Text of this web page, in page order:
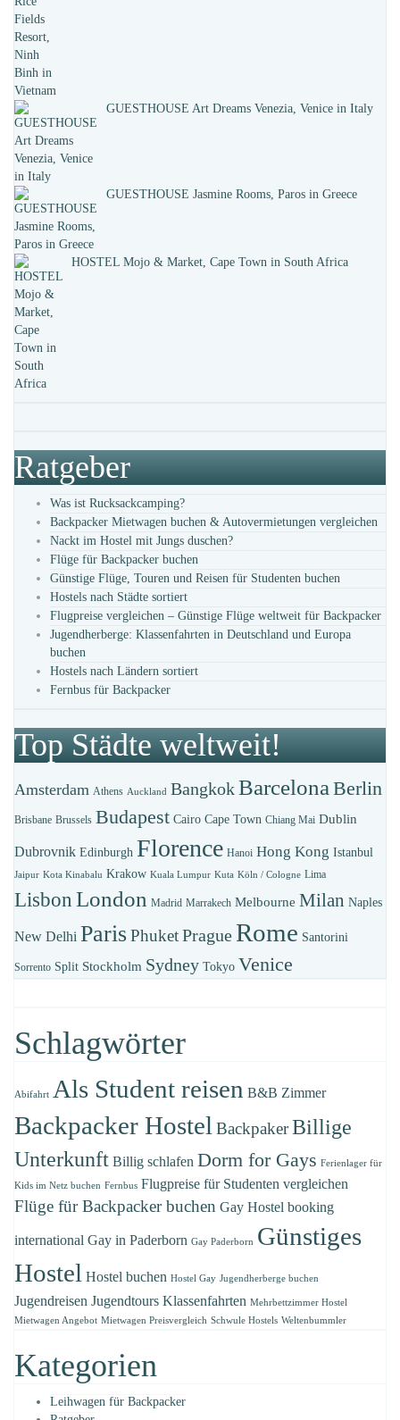
GUESTHOUSE Art Dreams Venezia, Venice in Italy
GUESTHOUSE Jasmine Rooms, Paros in Greece
HOSTEL Mojo & Market, Cape Town in South Africa
Ratgeber
Was ist Rucksackcamping?
Backpacker Mietwagen buchen & Autovermietungen vergleichen
Nackt im Hostel mit Jungs duschen?
Flüge für Backpacker buchen
Günstige Flüge, Touren und Reisen für Studenten buchen
Hostels nach Städte sortiert
Flugpreise vergleichen – Günstige Flüge weltweit für Backpacker
Jugendherberge: Klassenfahrten in Deutschland und Europa
buchen
Hostels nach Ländern sortiert
Fernbus für Backpacker
Top Städte weltweit!
Amsterdam Athens Auckland BangkokBarcelona Berlin
Brisbane Brussels Budapest Cairo Cape Town Chiang Mai Dublin
Dubrovnik Edinburgh Florence Hanoi Hong Kong Istanbul
Jaipur Kota Kinabalu Krakow Kuala Lumpur Kuta Köln / Cologne Lima
Lisbon London Madrid Marrakech Melbourne Milan Naples
New Delhi ParisPhuketPragueRome Santorini
Sorrento Split Stockholm Sydney Tokyo Venice
Schlagwörter
Abifahrt Als Student reisen B&B Zimmer
Backpacker Hostel BackpakerBillige
Unterkunft Billig schlafen Dorm for Gays Ferienlager für
Kids im Netz buchen Fernbus Flugpreise für Studenten vergleichen
Flüge für Backpacker buchen Gay Hostel booking
international Gay in Paderborn Gay Paderborn Günstiges
Hostel Hostel buchen Hostel Gay Jugendherberge buchen
Jugendreisen Jugendtours Klassenfahrten Mehrbettzimmer Hostel
Mietwagen Angebot Mietwagen Preisvergleich Schwule Hostels Weltenbummler
Kategorien
Leihwagen für Backpacker